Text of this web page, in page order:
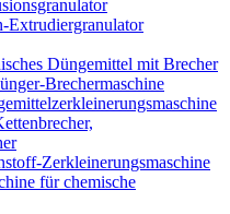
Extrudiergranulator
Düngemittel mit Brecher
Brechermaschine
Zerkleinerungsmaschine
für chemische